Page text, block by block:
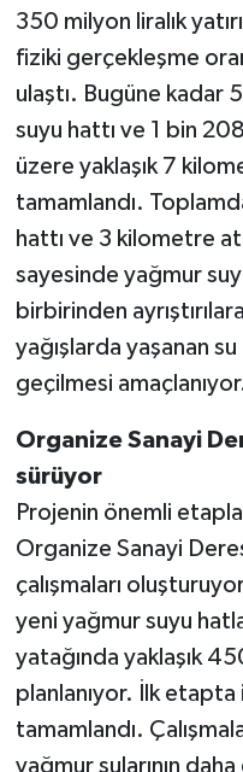
350 milyon liralık
fiziki gerçekleşme
ulaştı. Bugüne kadar
suyu hattı ve 1 bin
üzere yaklaşık 7
tamamlandı.
hattı ve 3 kilometre
sayesinde yağmur
birbirinden
yağışlarda yaşanan su
geçilmesi
Organize Sanayi
sürüyor
Projenin önemli
Organize Sanayi
çalışmaları
yeni yağmur suyu
yatağında yaklaşık
planlanıyor. İlk
tamamlandı.
yağmur sularının